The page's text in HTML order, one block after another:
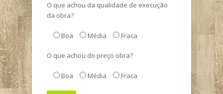
O que achou da qualidade de execução
da obra?
Boa Média Fraca
O que achou do preço obra?
Boa Média Fraca